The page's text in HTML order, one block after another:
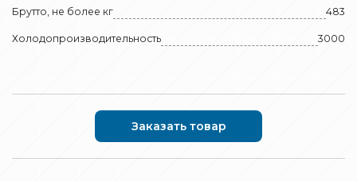
Брутто, не более кг 483
Холодопроизводительность 3000
Заказать товар